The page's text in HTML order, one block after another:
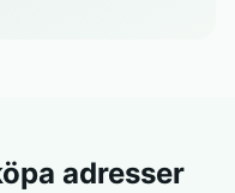
adresser